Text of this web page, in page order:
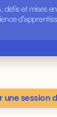
défis et mises
une session